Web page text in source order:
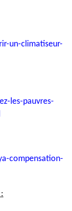
un-climatiseur-
les-pauvres-
compensation-